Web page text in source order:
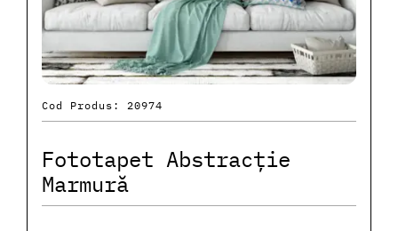
Cod Produs: 20974
Fototapet Abstracție
Marmură